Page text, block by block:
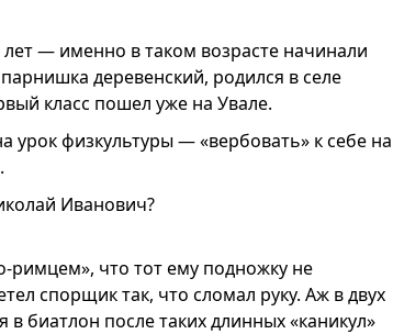
— именно в таком возрасте начинали
деревенский, родился в селе
класс пошел уже на Увале.
физкультуры — «вербовать» к себе на
Иванович?
римцем», что тот ему подножку не
спорщик так, что сломал руку. Аж в двух
биатлон после таких длинных «каникул»